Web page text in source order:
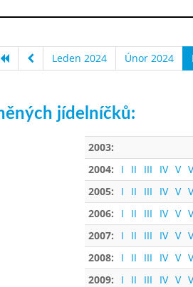
Leden 2024 Únor 2024
jídelníčků:
2003:
2004:
I II III IV V
2005:
I II III IV V
2006:
I II III IV V
2007:
I II III IV V
2008:
I II III IV V
2009:
I II III IV V